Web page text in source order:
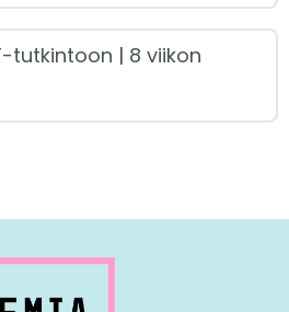
tutkintoon | 8 viikon